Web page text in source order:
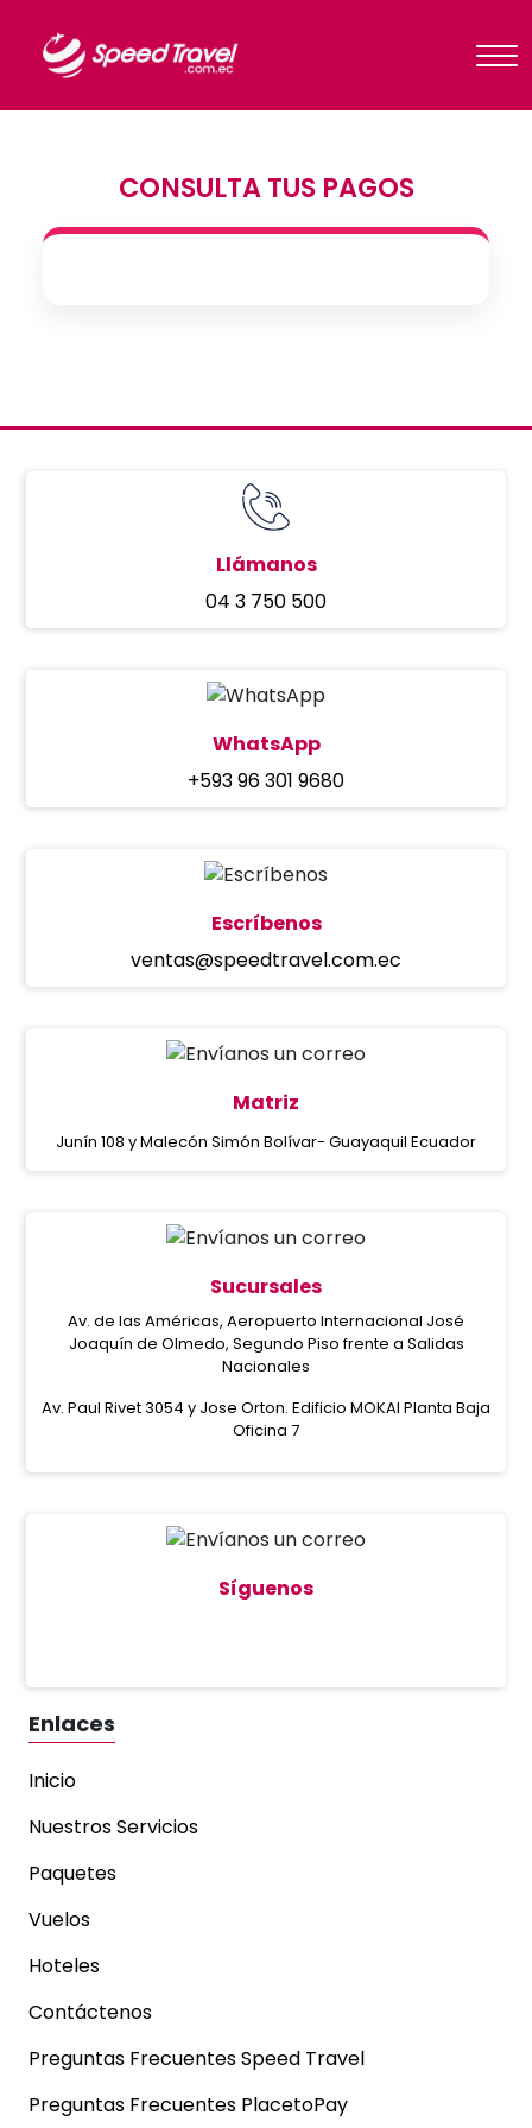
CONSULTA TUS PAGOS
Llámanos
04 3 750 500
WhatsApp
+593 96 301 9680
Escríbenos
ventas@speedtravel.com.ec
Matriz
Junín 108 y Malecón Simón Bolívar- Guayaquil Ecuador
Sucursales
Av. de las Américas, Aeropuerto Internacional José
Joaquín de Olmedo, Segundo Piso frente a Salidas
Nacionales
Av. Paul Rivet 3054 y Jose Orton. Edificio MOKAI Planta Baja
Oficina 7
Síguenos
Enlaces
Inicio
Nuestros Servicios
Paquetes
Vuelos
Hoteles
Contáctenos
Preguntas Frecuentes Speed Travel
Preguntas Frecuentes PlacetoPay